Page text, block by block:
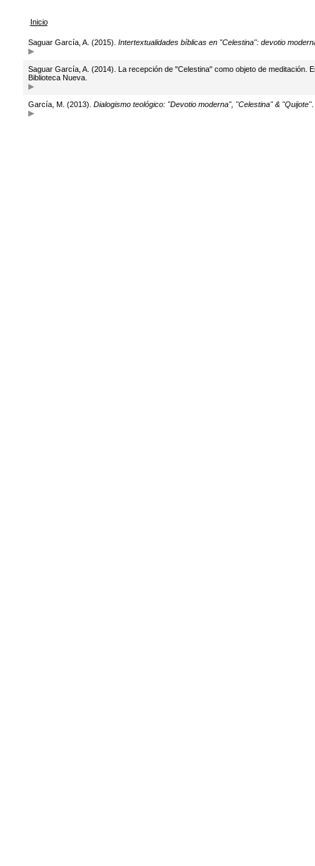
Inicio
Saguar García, A. (2015). Intertextualidades bíblicas en "Celestina": devotio
Saguar García, A. (2014). La recepción de "Celestina" como objeto de meditación.
Biblioteca Nueva.
García, M. (2013). Dialogismo teológico: "Devotio moderna", "Celestina" & "Quijote".